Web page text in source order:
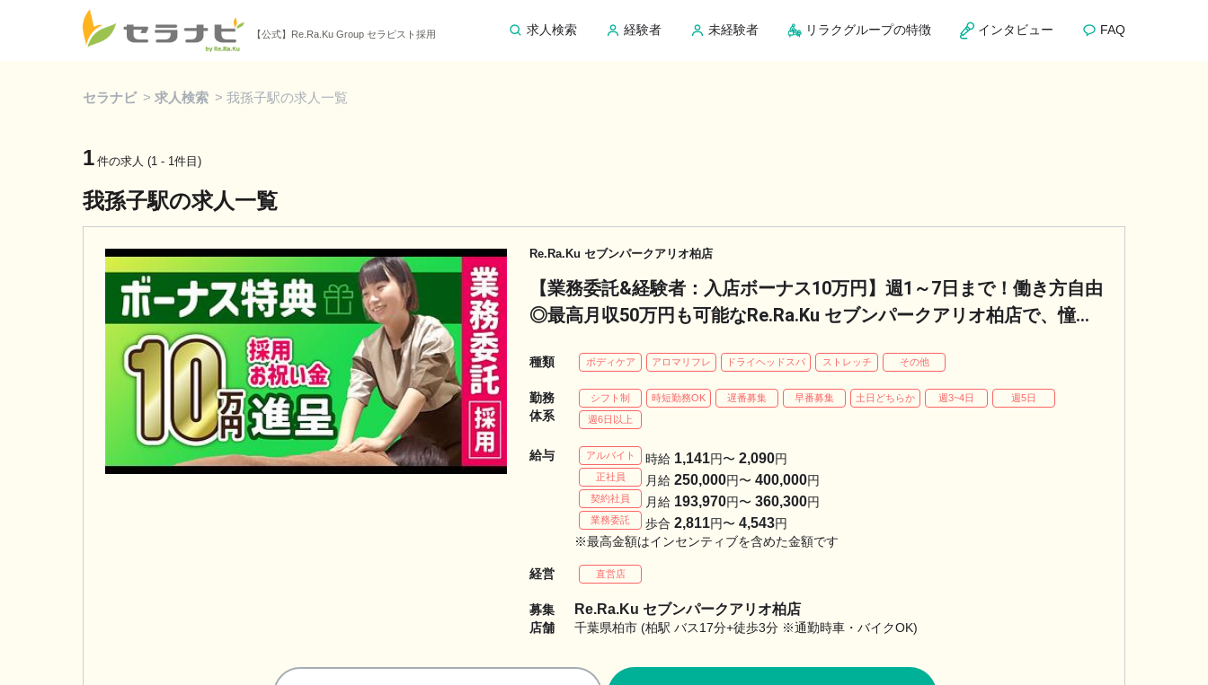
【公式】Re.Ra.Ku Group セラピスト採用 求人検索 経験者 未経験者 リラクグループの特徴 インタビュー FAQ
セラナビ > 求人検索 > 我孫子駅の求人一覧
1 件の求人 (1 - 1件目)
我孫子駅の求人一覧
Re.Ra.Ku セブンパークアリオ柏店
【業務委託&経験者：入店ボーナス10万円】週1～7日まで！働き方自由
◎最高月収50万円も可能なRe.Ra.Ku セブンパークアリオ柏店で、憧れ
種類 ボディケア アロマリフレ ドライヘッドスパ ストレッチ その他
勤務
体系
シフト制 時短勤務OK 遅番募集 早番募集 土日どちらか 週3~4日
週5日
週6日以上
給与 アルバイト 時給 1,141円〜2,090円
正社員 月給250,000円〜400,000円
契約社員 月給 193,970円〜360,300円
業務委託 歩合2,811円〜4,543円
※最高金額はインセンティブを含めた金額です
経営 直営店
募集
店舗
Re.Ra.Ku セブンパークアリオ柏店
千葉県柏市 (柏駅 バス17分+徒歩3分 ※通勤時車・バイクOK)